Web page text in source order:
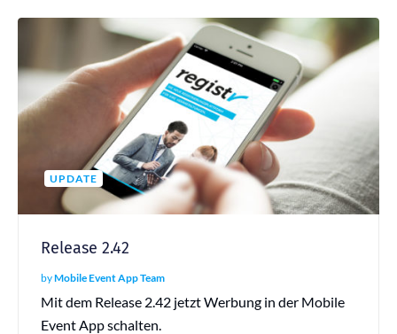
UPDATE
Release 2.42
byMobile Event App Team
Mit dem Release 2.42 jetzt Werbung in der Mobile
Event App schalten.